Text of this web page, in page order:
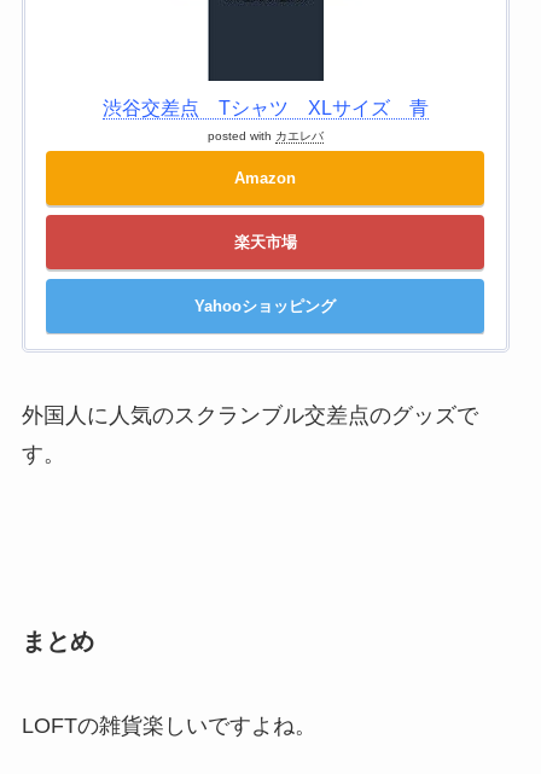
渋谷交差点 Tシャツ XLサイズ 青
posted with カエレバ
Amazon
楽天市場
Yahooショッピング
外国人に人気のスクランブル交差点のグッズで
す。
まとめ
LOFTの雑貨楽しいですよね。